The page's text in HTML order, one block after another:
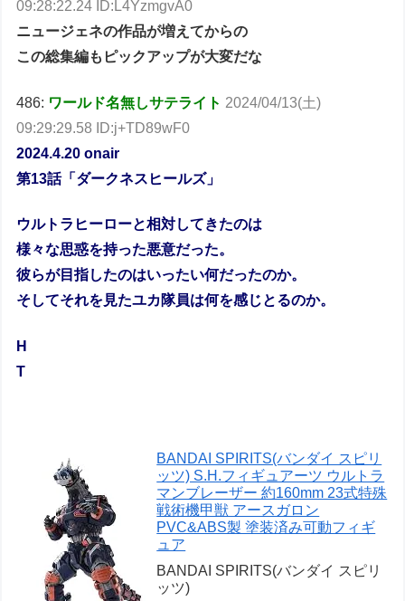
09:28:22.24 ID:L4YzmgvA0
ニュージェネの作品が増えてからの
この総集編もピックアップが大変だな
486: ワールド名無しサテライト 2024/04/13(土)
09:29:29.58 ID:j+TD89wF0
2024.4.20 onair
第13話「ダークネスヒールズ」
ウルトラヒーローと相対してきたのは
様々な思惑を持った悪意だった。
彼らが目指したのはいったい何だったのか。
そしてそれを見たユカ隊員は何を感じとるのか。
H
T
BANDAI SPIRITS(バンダイ スピリ
ッツ) S.H.フィギュアーツ ウルトラ
マンブレーザー 約160mm 23式特殊
戦術機甲獣 アースガロン
PVC&ABS製 塗装済み可動フィギ
ュア
BANDAI SPIRITS(バンダイ スピリ
ッツ)